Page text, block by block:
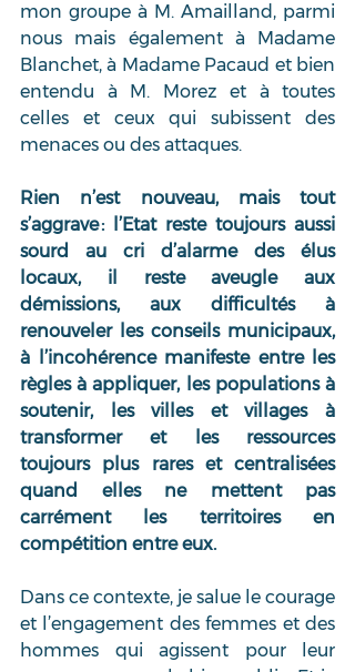
mon groupe à M. Amailland, parmi
nous mais également à Madame
Blanchet, à Madame Pacaud et bien
entendu à M. Morez et à toutes
celles et ceux qui subissent des
menaces ou des attaques.
Rien n’est nouveau, mais tout
s’aggrave : l’Etat reste toujours aussi
sourd au cri d’alarme des élus
locaux, il reste aveugle aux
démissions, aux difficultés à
renouveler les conseils municipaux,
à l’incohérence manifeste entre les
règles à appliquer, les populations à
soutenir, les villes et villages à
transformer et les ressources
toujours plus rares et centralisées
quand elles ne mettent pas
carrément les territoires en
compétition entre eux.
Dans ce contexte, je salue le courage
et l’engagement des femmes et des
hommes qui agissent pour leur